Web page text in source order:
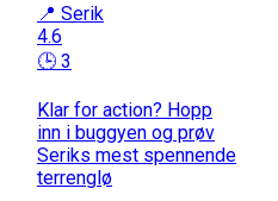
📍 Serik
4.6
🕒 3
Klar for action? Hopp
inn i buggyen og prøv
Seriks mest spennende
terrenglø